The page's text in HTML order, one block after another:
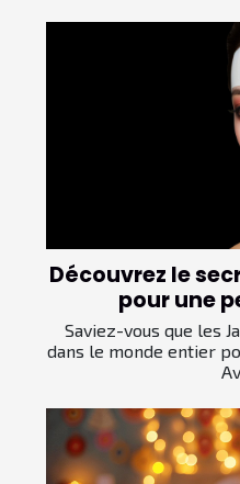
Découvrez le
pour une
Saviez-vous que les
dans le monde entier